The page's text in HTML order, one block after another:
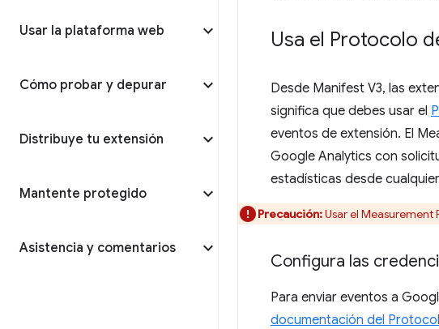
Usar la plataforma web
Cómo probar y depurar
Distribuye tu extensión
Mantente protegido
Asistencia y comentarios
Usa el Protocolo
Desde Manifest V3, las
significa que debes usar el
eventos de extensión. El
Google Analytics con
estadísticas desde
Precaución:Usar el
Configura las
Para enviar eventos a
documentación del